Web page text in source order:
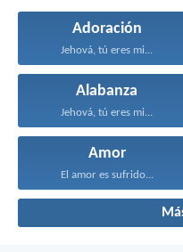
Adoración
Jehová, tú eres mi...
Alabanza
Jehová, tú eres mi...
Amor
El amor es sufrido...